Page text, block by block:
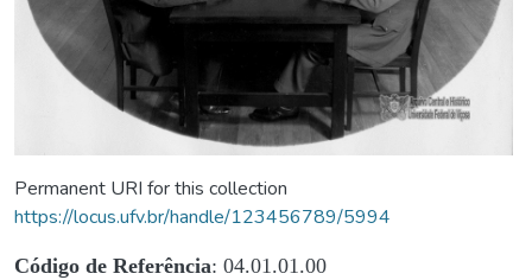
Permanent URI for this collection
https://locus.ufv.br/handle/123456789/5994
Código de Referência: 04.01.01.00